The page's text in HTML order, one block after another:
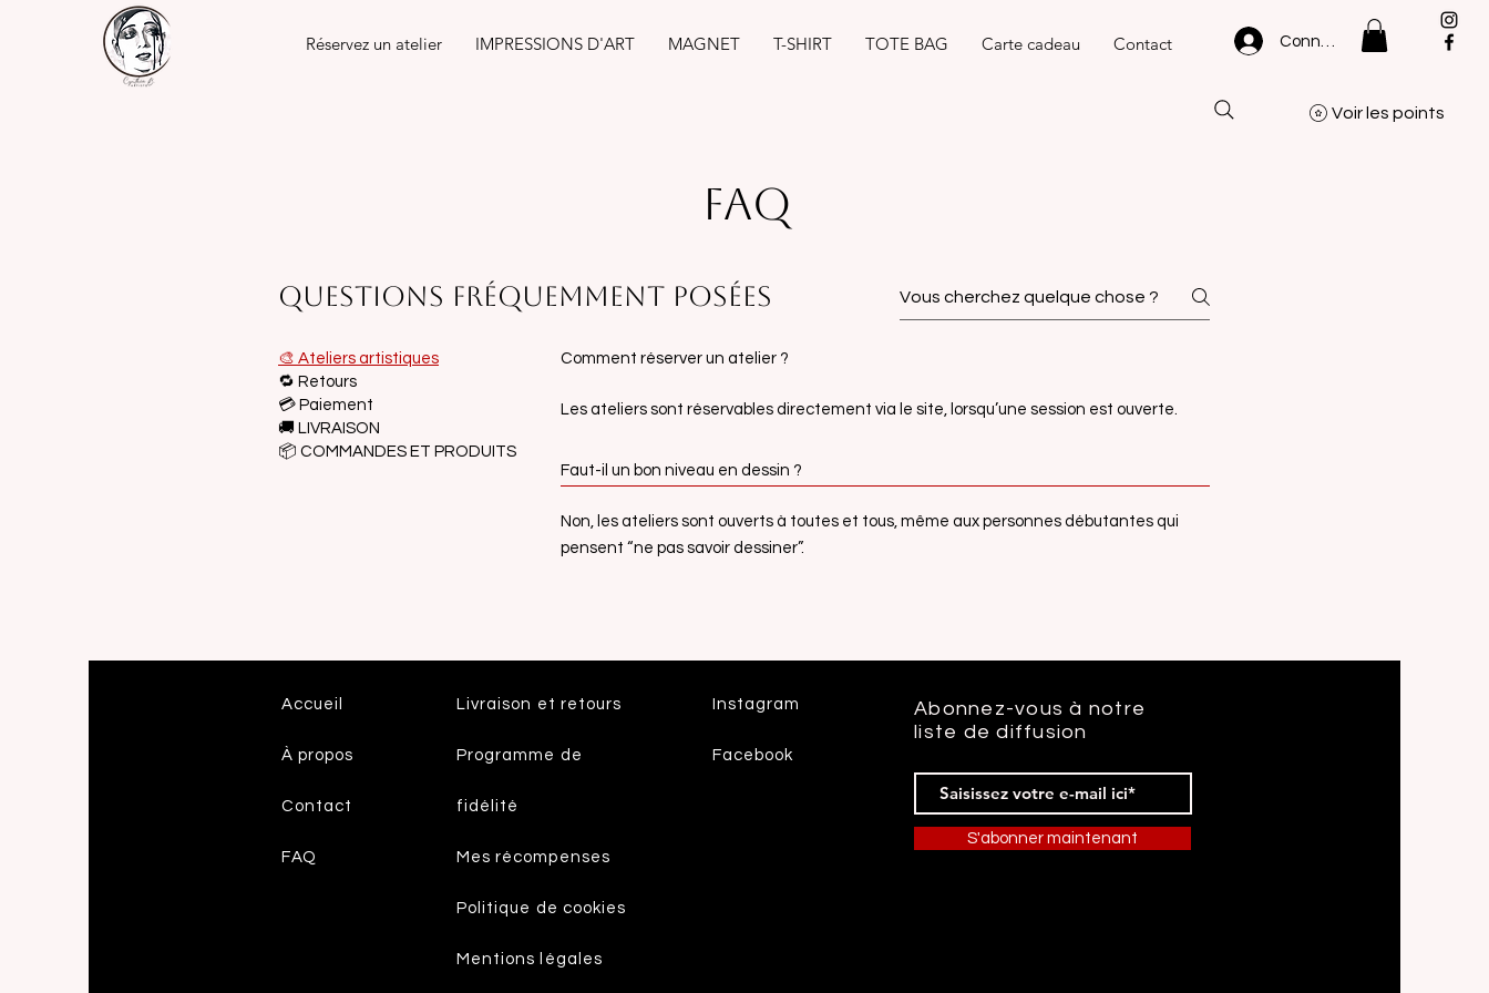
Réservez un atelier IMPRESSIONS D'ART MAGNET T-SHIRT TOTE BAG Carte cadeau Contact Connexion
Voir les points
FAQ
Questions fréquemment posées
🎨 Ateliers artistiques
🔁 Retours
💳 Paiement
🚚 LIVRAISON
📦 COMMANDES ET PRODUITS
Comment réserver un atelier ?
Les ateliers sont réservables directement via le site, lorsqu’une session est ouverte.
Faut-il un bon niveau en dessin ?
Non, les ateliers sont ouverts à toutes et tous, même aux personnes débutantes qui
pensent “ne pas savoir dessiner”.
Accueil
À propos
Contact
FAQ
Livraison et retours
Programme de
fidélité
Mes récompenses
Politique de cookies
Mentions légales
Instagram
Facebook
Abonnez-vous à notre
liste de diffusion
S'abonner maintenant